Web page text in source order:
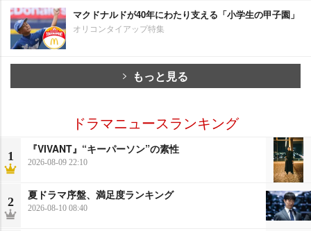
マクドナルドが40年にわたり支える「小学生の甲子園」
オリコンタイアップ特集
もっと見る
ドラマニュースランキング
1
『VIVANT』“キーパーソン”の素性
2026-08-09 22:10
2
夏ドラマ序盤、満足度ランキング
2026-08-10 08:40